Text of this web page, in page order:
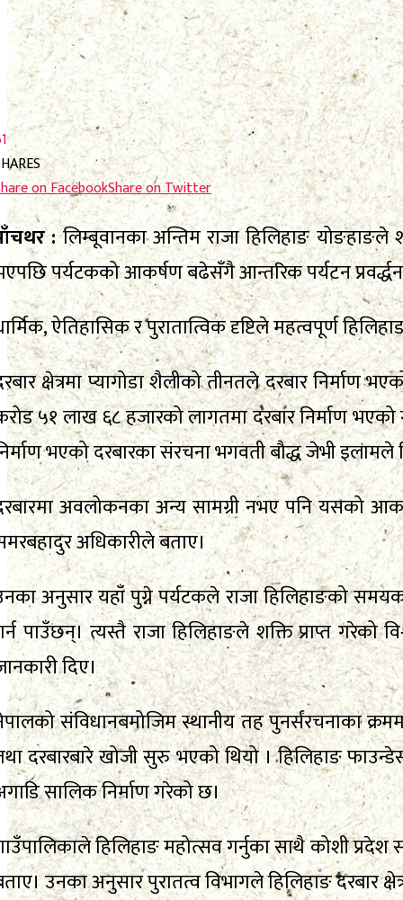
on FacebookShare on Twitter
:लिम्बूवानका अन्तिम राजा हिलिहाङ योङहाङले
पर्यटकको आकर्षण बढेसँगै आन्तरिक पर्यटन
ऐतिहासिक र पुरातात्विक दृष्टिले महत्वपूर्ण
क्षेत्रमा प्यागोडा शैलीको तीनतले दरबार
५१ लाख ६८ हजारको लागतमा दरबार निर्माण
भएको दरबारका संरचना भगवती बौद्ध जेभी इलामले
अवलोकनका अन्य सामग्री नभए पनि यसको
अधिकारीले बताए।
अनुसार यहाँ पुग्ने पर्यटकले राजा हिलिहाङको
पाउँछन्। त्यस्तै राजा हिलिहाङले शक्ति प्राप्त
दिए।
संविधानबमोजिम स्थानीय तह पुनर्संरचनाका
दरबारबारे खोजी सुरु भएको थियो । हिलिहाङ
सालिक निर्माण गरेको छ।
हिलिहाङ महोत्सव गर्नुका साथै कोशी
उनका अनुसार पुरातत्व विभागले हिलिहाङ दरबार